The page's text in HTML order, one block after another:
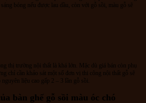
bóng nếu được lau dầu, còn với gỗ sồi, màu gỗ sẽ
thị trường nội thất là khá lớn. Mặc dù giá bán còn phụ
chỉ cần khảo sát một số đơn vị thi công nội thất gỗ sẽ
liệu cao gấp 2 – 3 lần gỗ sồi.
bàn ghế gỗ sồi màu óc chó